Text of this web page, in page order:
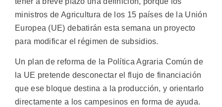
ministros de Agricultura de los 15 países de la Unión
Europea (UE) debatirán esta semana un proyecto
para modificar el régimen de subsidios.
Un plan de reforma de la Política Agraria Común de
la UE pretende desconectar el flujo de financiación
que ese bloque destina a la producción, y orientarlo
directamente a los campesinos en forma de ayuda.